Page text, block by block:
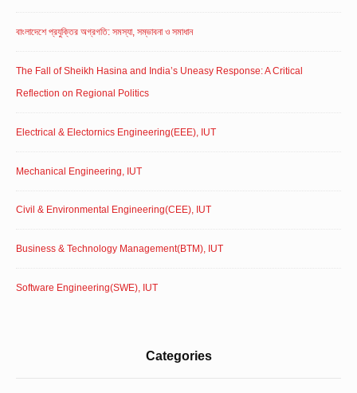
বাংলাদেশে প্রযুক্তির অগ্রগতি: সমস্যা, সম্ভাবনা ও সমাধান
The Fall of Sheikh Hasina and India’s Uneasy Response: A Critical
Reflection on Regional Politics
Electrical & Electornics Engineering(EEE), IUT
Mechanical Engineering, IUT
Civil & Environmental Engineering(CEE), IUT
Business & Technology Management(BTM), IUT
Software Engineering(SWE), IUT
Categories